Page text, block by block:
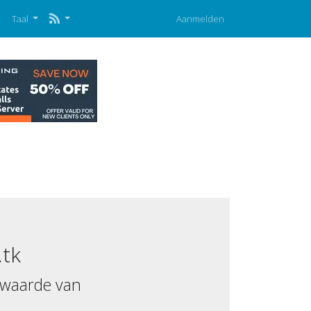
Taal Aanmelden
van